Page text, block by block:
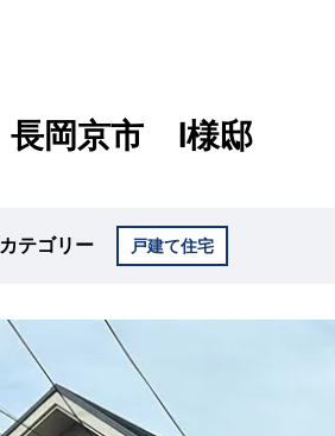
長岡京市 Ⅰ様邸
カテゴリー 戸建て住宅